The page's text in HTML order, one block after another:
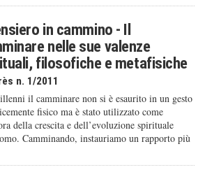
in cammino - Il
nelle sue valenze
filosofiche e metafisiche
n. 1/2011
il camminare non si è esaurito in un gesto
fisico ma è stato utilizzato come
della crescita e dell’evoluzione spirituale
Camminando, instauriamo un rapporto più